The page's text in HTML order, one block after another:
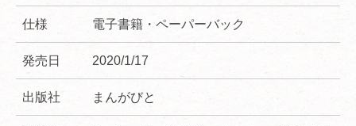
仕様 電子書籍・ペーパーバック
発売日 2020/1/17
出版社 まんがびと